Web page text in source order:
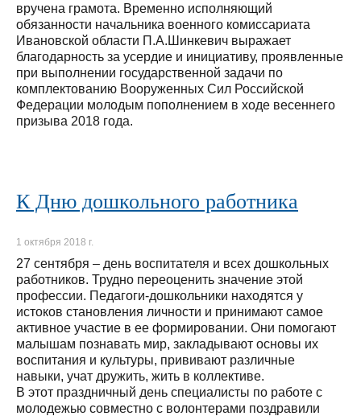
вручена грамота. Временно исполняющий
обязанности начальника военного комиссариата
Ивановской области П.А.Шинкевич выражает
благодарность за усердие и инициативу, проявленные
при выполнении государственной задачи по
комплектованию Вооруженных Сил Российской
Федерации молодым пополнением в ходе весеннего
призыва 2018 года.
К Дню дошкольного работника
1 октября 2018 г.
27 сентября – день воспитателя и всех дошкольных
работников. Трудно переоценить значение этой
профессии. Педагоги-дошкольники находятся у
истоков становления личности и принимают самое
активное участие в ее формировании. Они помогают
малышам познавать мир, закладывают основы их
воспитания и культуры, прививают различные
навыки, учат дружить, жить в коллективе.
В этот праздничный день специалисты по работе с
молодежью совместно с волонтерами поздравили